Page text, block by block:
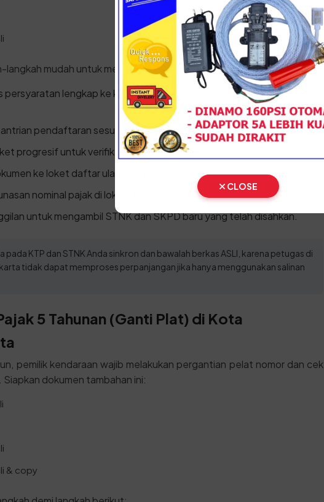
langkah mudah untuk melakukan prosesnya:
persyaratan lengkap ke kantor SAMSAT atau layanan unggulan
pendaftaran sesuai jenis layanan.
progresif untuk verifikasi data kendaraan.
ke loket daftar ulang 1 tahun.
nominal pajak di loket pembayaran/kasir.
untuk mengambil STNK dan SKPD baru yang telah disahkan.
pada KTP dan STNK Anda sinkron dan bawalah berkas ASLI, karena petugas di
tidak dapat memproses perpanjangan jika hanya menggunakan salinan
5 Tahunan (Ganti Plat) di Kota
pemilik kendaraan wajib melakukan pergantian pelat nomor dan cek
Siapkan dokumen tambahan ini:
& copy
CLOSE